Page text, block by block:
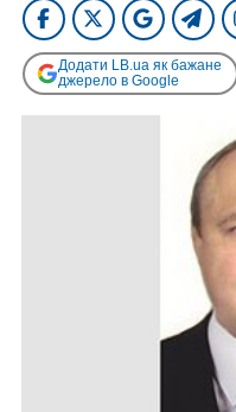
Додати LB.ua як бажане
джерело в Google